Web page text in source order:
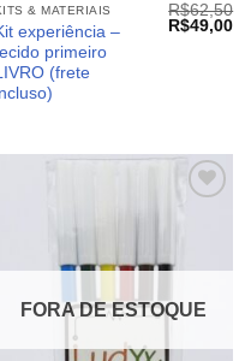
& MATERIAIS
experiência –
primeiro
(frete
R$62,50
O
R$49,00O
desejos
FORA DE ESTOQUE